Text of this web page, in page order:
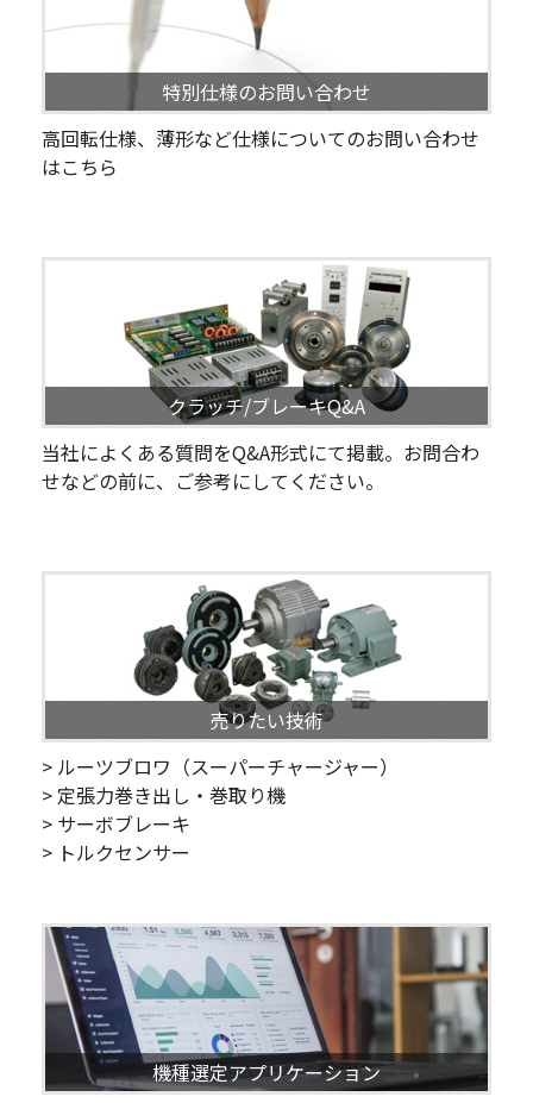
特別仕様のお問い合わせ
高回転仕様、薄形など仕様についてのお問い合わせ
はこちら
クラッチ/ブレーキQ&A
当社によくある質問をQ&A形式にて掲載。お問合わ
せなどの前に、ご参考にしてください。
売りたい技術
> ルーツブロワ（スーパーチャージャー）
> 定張力巻き出し・巻取り機
> サーボブレーキ
> トルクセンサー
機種選定アプリケーション